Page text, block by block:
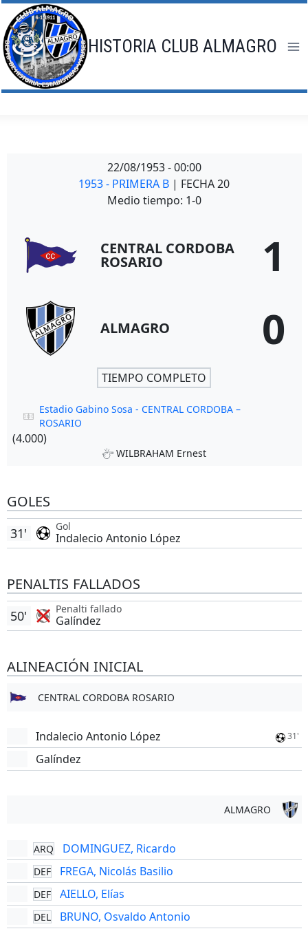
Saltar
al
contenido
HISTORIA CLUB ALMAGRO
22/08/1953 - 00:00
1953 - PRIMERA B | FECHA 20
Medio tiempo: 1-0
CENTRAL CORDOBA
ROSARIO 1
ALMAGRO 0
TIEMPO COMPLETO
Estadio Gabino Sosa - CENTRAL CORDOBA –
ROSARIO
(4.000)
WILBRAHAM Ernest
GOLES
Gol
Indalecio Antonio López
31'
PENALTIS FALLADOS
Penalti fallado
Galíndez
50'
ALINEACIÓN INICIAL
CENTRAL CORDOBA ROSARIO
Indalecio Antonio López 31'
Galíndez
ALMAGRO
ARQ DOMINGUEZ, Ricardo
DEF FREGA, Nicolás Basilio
DEF AIELLO, Elías
DEL BRUNO, Osvaldo Antonio